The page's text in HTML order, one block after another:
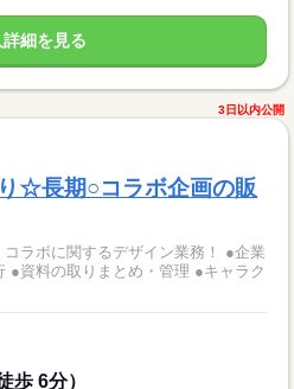
細を見る
3日以内公開
☆長期○コラボ企画の販
コラボに関するデザイン業務！ ●企業
●資料の取りまとめ・管理 ●キャラク
歩 6分）